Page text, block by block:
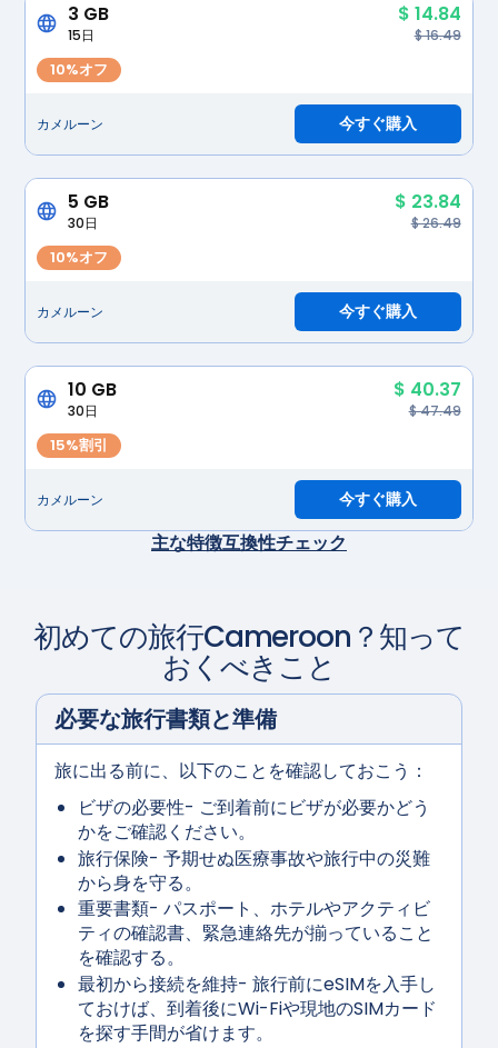
3 GB $ 14.84
15日 $ 16.49
10%オフ
カメルーン 今すぐ購入
5 GB $ 23.84
30日 $ 26.49
10%オフ
カメルーン 今すぐ購入
10 GB $ 40.37
30日 $ 47.49
15%割引
カメルーン 今すぐ購入
主な特徴互換性チェック
初めての旅行Cameroon ？知って
おくべきこと
必要な旅行書類と準備
旅に出る前に、以下のことを確認しておこう：
ビザの必要性- ご到着前にビザが必要かどう
かをご確認ください。
旅行保険- 予期せぬ医療事故や旅行中の災難
から身を守る。
重要書類- パスポート、ホテルやアクティビ
ティの確認書、緊急連絡先が揃っていること
を確認する。
最初から接続を維持- 旅行前にeSIMを入手し
ておけば、到着後にWi-Fiや現地のSIMカード
を探す手間が省けます。